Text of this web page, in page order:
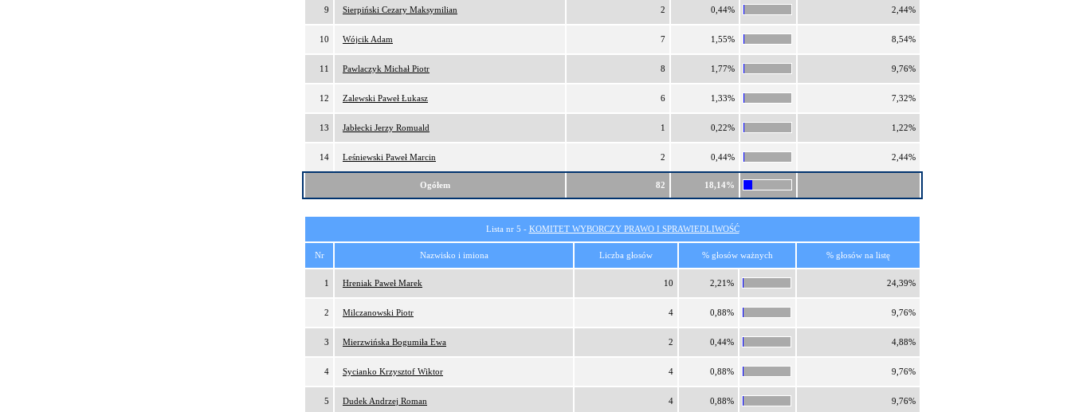
9 Sierpiński Cezary Maksymilian 2 0,44% 2,44%
10 Wójcik Adam 7 1,55% 8,54%
11 Pawlaczyk Michał Piotr 8 1,77% 9,76%
12 Zalewski Paweł Łukasz 6 1,33% 7,32%
13 Jabłecki Jerzy Romuald 1 0,22% 1,22%
14 Leśniewski Paweł Marcin 2 0,44% 2,44%
Ogółem 82 18,14%
Lista nr 5 - KOMITET WYBORCZY PRAWO I SPRAWIEDLIWOŚĆ
Nr Nazwisko i imiona Liczba głosów % głosów ważnych % głosów na listę
1 Hreniak Paweł Marek 10 2,21% 24,39%
2 Milczanowski Piotr 4 0,88% 9,76%
3 Mierzwińska Bogumiła Ewa 2 0,44% 4,88%
4 Sycianko Krzysztof Wiktor 4 0,88% 9,76%
5 Dudek Andrzej Roman 4 0,88% 9,76%